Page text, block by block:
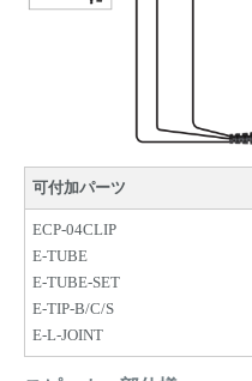
可付加パーツ
ECP-04CLIP
E-TUBE
E-TUBE-SET
E-TIP-B/C/S
E-L-JOINT